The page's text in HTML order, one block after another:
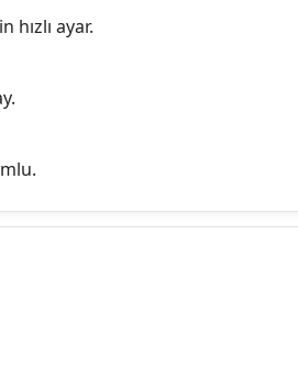
hızlı ayar.